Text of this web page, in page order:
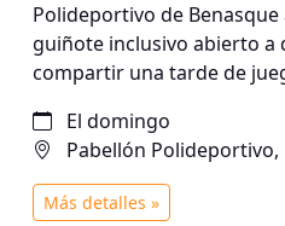
Polideportivo de
guiñote inclusivo abierto a
compartir una tarde de
inclusión social y el
comunidad en el medio
El domingo
Pabellón Polideportivo,
Más detalles »